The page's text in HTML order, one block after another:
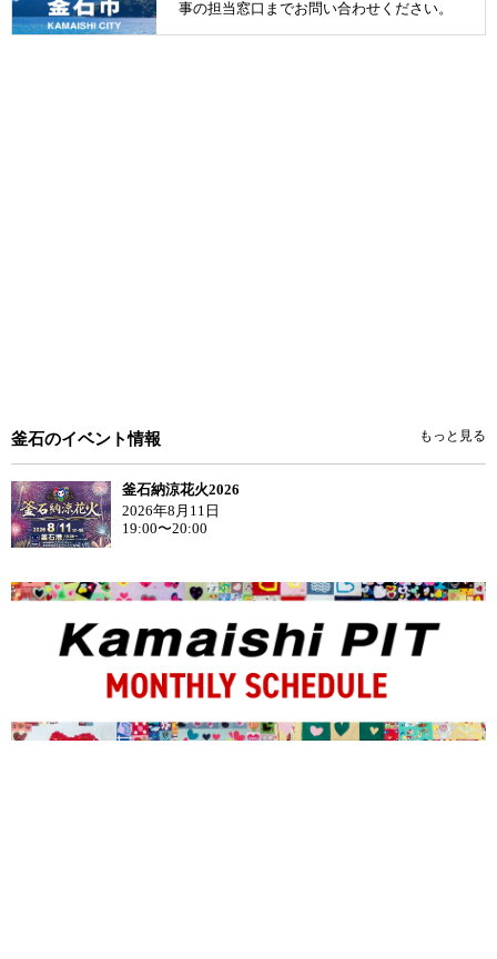
事の担当窓口までお問い合わせください。
釜石のイベント情報 もっと見る
釜石納涼花火2026
2026年8月11日
19:00〜20:00